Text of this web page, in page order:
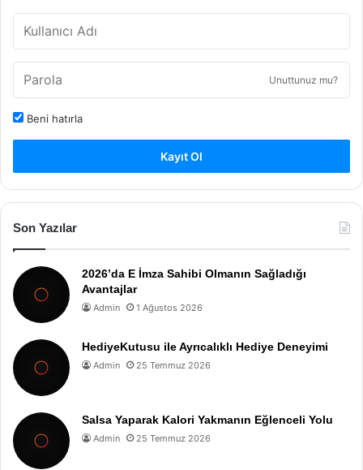
Unuttunuz mu?
Beni hatırla
Kayıt Ol
Son Yazılar
2026’da E İmza Sahibi Olmanın Sağladığı
Avantajlar
Admin 1 Ağustos 2026
HediyeKutusu ile Ayrıcalıklı Hediye Deneyimi
Admin 25 Temmuz 2026
Salsa Yaparak Kalori Yakmanın Eğlenceli Yolu
Admin 25 Temmuz 2026